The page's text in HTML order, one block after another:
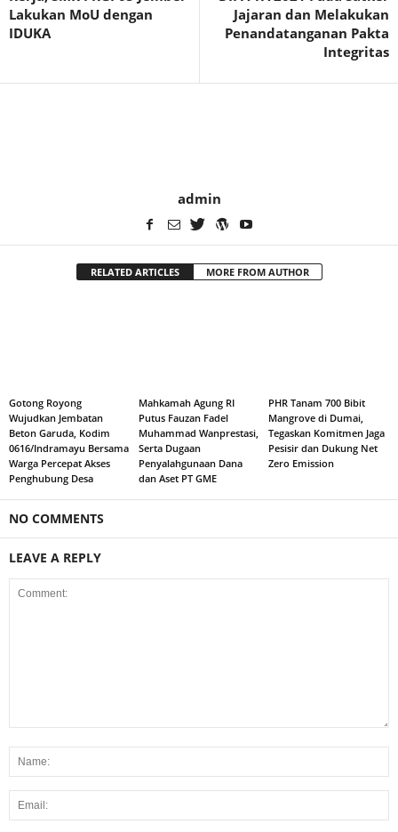
Lakukan MoU dengan
IDUKA
Jajaran dan Melakukan
Penandatanganan Pakta
Integritas
admin
RELATED ARTICLES MORE FROM AUTHOR
Gotong Royong
Wujudkan Jembatan
Beton Garuda, Kodim
0616/Indramayu Bersama
Warga Percepat Akses
Penghubung Desa
Mahkamah Agung RI
Putus Fauzan Fadel
Muhammad Wanprestasi,
Serta Dugaan
Penyalahgunaan Dana
dan Aset PT GME
PHR Tanam 700 Bibit
Mangrove di Dumai,
Tegaskan Komitmen Jaga
Pesisir dan Dukung Net
Zero Emission
NO COMMENTS
LEAVE A REPLY